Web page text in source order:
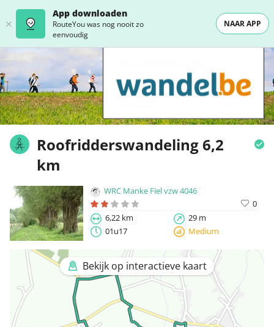
App downloaden
RouteYou was nog nooit zo
eenvoudig
NAAR APP
Roofridderswandeling 6,2
km
WRC Manke Fiel vzw 4046
0
6,22 km
29 m
01u17
Medium
Bekijk op interactieve kaart